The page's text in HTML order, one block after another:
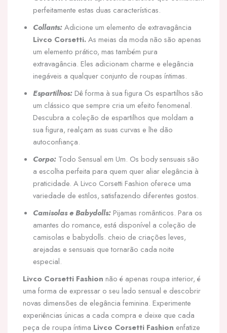
perfeitamente estas duas características.
Collants:Adicione um elemento de extravagância
Livco Corsetti.As meias da moda não são apenas
um elemento prático, mas também pura
extravagância. Eles adicionam charme e elegância
inegáveis a qualquer conjunto de roupas íntimas.
Espartilhos: Dê forma à sua figura Os espartilhos são
um clássico que sempre cria um efeito fenomenal.
Descubra a coleção de espartilhos que moldam a
sua figura, realçam as suas curvas e lhe dão
autoconfiança.
Corpo: Todo Sensual em Um. Os body sensuais são
a escolha perfeita para quem quer aliar elegância à
praticidade. A Livco Corsetti Fashion oferece uma
variedade de estilos, satisfazendo diferentes gostos.
Camisolas e Babydolls: Pijamas românticos. Para os
amantes do romance, está disponível a coleção de
camisolas e babydolls. cheio de criações leves,
arejadas e sensuais que tornarão cada noite
especial.
Livco Corsetti Fashion não é apenas roupa interior, é
uma forma de expressar o seu lado sensual e descobrir
novas dimensões de elegância feminina. Experimente
experiências únicas a cada compra e deixe que cada
peça de roupa íntima Livco Corsetti Fashion enfatize